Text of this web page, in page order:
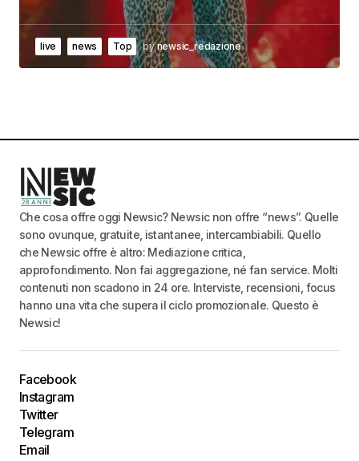
live news Top bynewsic_redazione
Che cosa offre oggi Newsic? Newsic non offre “news”. Quelle
sono ovunque, gratuite, istantanee, intercambiabili. Quello
che Newsic offre è altro: Mediazione critica,
approfondimento. Non fai aggregazione, né fan service. Molti
contenuti non scadono in 24 ore. Interviste, recensioni, focus
hanno una vita che supera il ciclo promozionale. Questo è
Newsic!
Facebook
Instagram
Twitter
Telegram
Email